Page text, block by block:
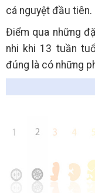
cá nguyệt đầu tiên.
Điểm qua những
nhi khi 13 tuần
đúng là có những